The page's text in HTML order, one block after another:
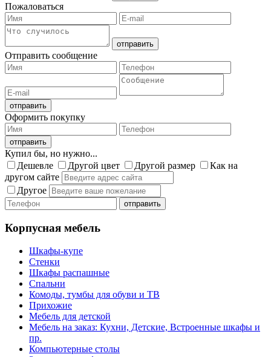
Пожаловаться
Отправить сообщение
Оформить покупку
Купил бы, но нужно...
Дешевле
Другой цвет Другой размер
Как на
другом сайте
Другое
Корпусная мебель
Шкафы-купе
Стенки
Шкафы распашные
Спальни
Комоды, тумбы для обуви и ТВ
Прихожие
Мебель для детской
Мебель на заказ: Кухни, Детские, Встроенные шкафы и
пр.
Компьютерные столы